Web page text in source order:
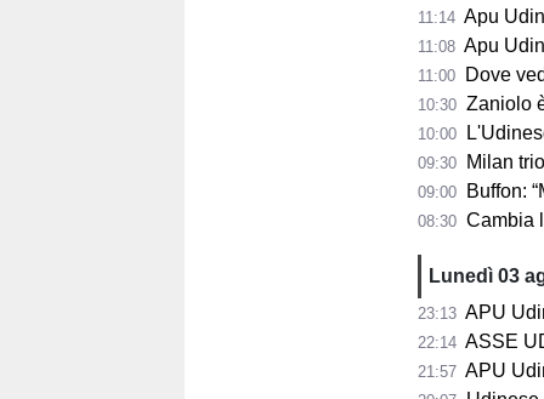
11:14 Apu Udine,
11:08 Apu Udine, già
11:00 Dove
10:30 Zaniolo è
10:00
09:30 Milan
09:00 Buffon:
08:30 Cambia la
Lunedì 03
23:13 APU
22:14 ASSE
21:57 APU